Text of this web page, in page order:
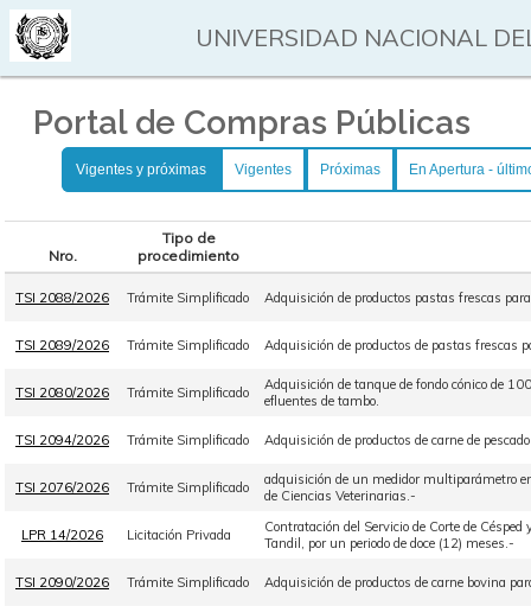
UNIVERSIDAD NACIONAL
Portal de Compras Públicas
Vigentes y próximas Vigentes Próximas En Apertura -
Nro.
Tipo de
procedimiento
TSI 2088/2026 Trámite Simplificado Adquisición de productos pastas frescas
TSI 2089/2026 Trámite Simplificado Adquisición de productos de pastas frescas
TSI 2080/2026 Trámite Simplificado
Adquisición de tanque de fondo cónico de
efluentes de tambo.
TSI 2094/2026 Trámite Simplificado Adquisición de productos de carne de
TSI 2076/2026 Trámite Simplificado
adquisición de un medidor multiparámetro
de Ciencias Veterinarias.-
LPR 14/2026 Licitación Privada
Contratación del Servicio de Corte de
Tandil, por un periodo de doce (12) meses.-
TSI 2090/2026 Trámite Simplificado Adquisición de productos de carne bovina